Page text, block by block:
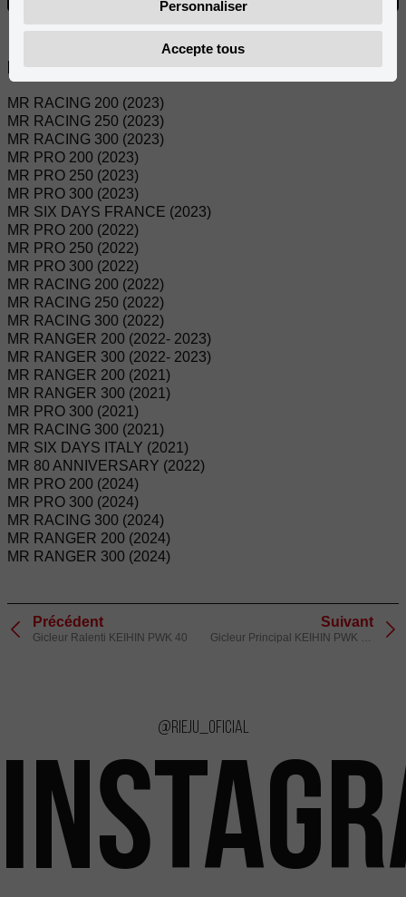
Modèles compatibles:
MR RACING 200 (2023)
MR RACING 250 (2023)
MR RACING 300 (2023)
MR PRO 200 (2023)
MR PRO 250 (2023)
MR PRO 300 (2023)
MR SIX DAYS FRANCE (2023)
MR PRO 200 (2022)
MR PRO 250 (2022)
MR PRO 300 (2022)
MR RACING 200 (2022)
MR RACING 250 (2022)
MR RACING 300 (2022)
MR RANGER 200 (2022- 2023)
MR RANGER 300 (2022- 2023)
MR RANGER 200 (2021)
MR RANGER 300 (2021)
MR PRO 300 (2021)
MR RACING 300 (2021)
MR SIX DAYS ITALY (2021)
MR 80 ANNIVERSARY (2022)
MR PRO 200 (2024)
MR PRO 300 (2024)
MR RACING 300 (2024)
MR RANGER 200 (2024)
MR RANGER 300 (2024)
Précédent
Gicleur Ralenti KEIHIN PWK 40
Suivant
Gicleur Principal KEIHIN PWK 155
@rieju_oficial
Personnaliser
Accepte tous